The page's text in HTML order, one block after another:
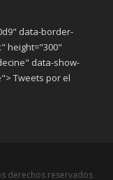
data-border-
height="300"
data-show-
Tweets por el
derechos reservados